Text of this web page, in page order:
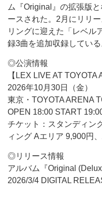
ム『Original』の拡張版
ースされた。2月にリリ
リングに迎えた「レベル
録3曲を追加収録している
◎公演情報
【LEX LIVE AT TOYOTA
2026年10月30日（金）
東京・TOYOTA ARENA
OPEN 18:00 START
チケット：スタンディン
ィング Aエリア 9,900円
◎リリース情報
アルバム『Original
2026/3/4 DIGITAL